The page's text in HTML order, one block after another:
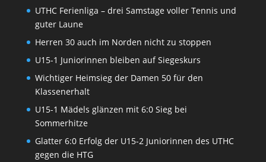
UTHC Ferienliga – drei Samstage voller Tennis und
guter Laune
Herren 30 auch im Norden nicht zu stoppen
U15-1 Juniorinnen bleiben auf Siegeskurs
Wichtiger Heimsieg der Damen 50 für den
Klassenerhalt
U15-1 Mädels glänzen mit 6:0 Sieg bei
Sommerhitze
Glatter 6:0 Erfolg der U15-2 Juniorinnen des UTHC
gegen die HTG